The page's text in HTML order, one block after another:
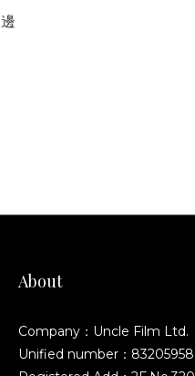
About
Company：Uncle Film Ltd.
Unified number：83205958